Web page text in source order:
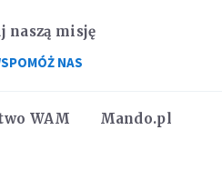
WAM
Mando.pl
naszą misję
NAS